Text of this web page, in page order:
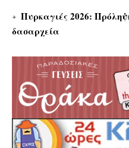
Πυρκαγιές 2026:
δασαρχεία